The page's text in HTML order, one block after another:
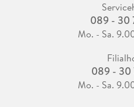
089 - 30
Mo. - Sa.
089 - 30
Mo. - Sa.